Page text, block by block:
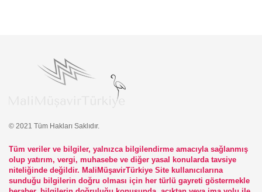
© 2021 Tüm Hakları Saklıdır.
Tüm veriler ve bilgiler, yalnızca bilgilendirme amacıyla sağlanmış
olup yatırım, vergi, muhasebe ve diğer yasal konularda tavsiye
niteliğinde değildir. MaliMüşavirTürkiye Site kullanıcılarına
sunduğu bilgilerin doğru olması için her türlü gayreti göstermekle